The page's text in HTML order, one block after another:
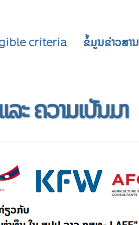
criteria ຂໍ້ມູນຂ່າວສານ
ຄວາມເປັນມາ